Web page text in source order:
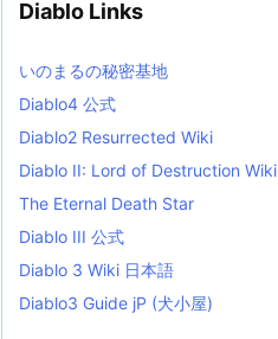
e
i
s
t
Diablo Links
いのまるの秘密基地
Diablo4 公式
Diablo2 Resurrected Wiki
Diablo II: Lord of Destruction Wiki
The Eternal Death Star
Diablo III 公式
Diablo 3 Wiki 日本語
Diablo3 Guide jP (犬小屋)